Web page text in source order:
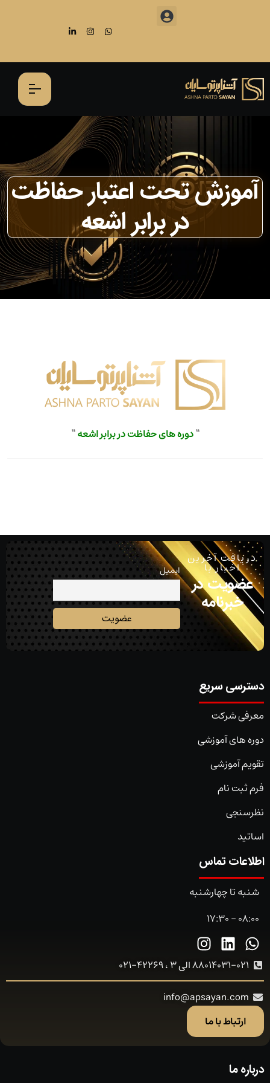
آموزش تحت اعتبار حفاظت
در برابر اشعه
“دوره های حفاظت در برابر اشعه“
دریافت آخرین
اخبار با
عضویت در
خبرنامه
ایمیل
دسترسی سریع
معرفی شرکت
دوره های آموزشی
تقویم آموزشی
فرم ثبت نام
نظرسنجی
اساتید
اطلاعات تماس
شنبه تا چهارشنبه
08:00 - 17:30
88014031-021 الی 3 ، 42269-021
info@apsayan.com
ارتباط با ما
درباره ما